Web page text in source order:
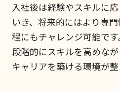
入社後は経験やスキルに
いき、将来的にはより専
程にもチャレンジ可能です
段階的にスキルを高めな
キャリアを築ける環境が整